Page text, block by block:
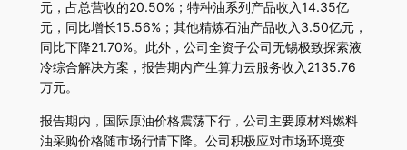
元，占总营收的20.50%；特种油系列产品收入14.35亿
元，同比增长15.56%；其他精炼石油产品收入3.50亿元，
同比下降21.70%。此外，公司全资子公司无锡极致探索液
冷综合解决方案，报告期内产生算力云服务收入2135.76
万元。
报告期内，国际原油价格震荡下行，公司主要原材料燃料
油采购价格随市场行情下降。公司积极应对市场环境变